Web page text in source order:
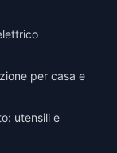
per casa e
utensili e